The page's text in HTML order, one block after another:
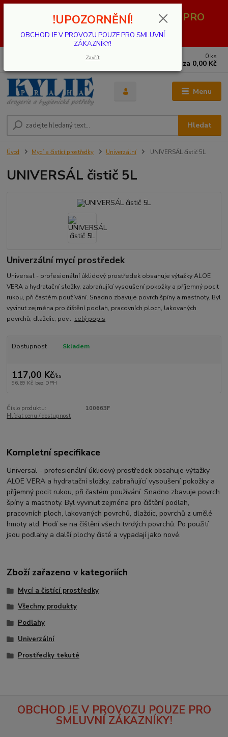
OBCHOD JE V PROVOZU POUZE PRO
SMLUVNÍ ZÁKAZNÍKY!
Menu
Hledat
0 ks
za 0,00 Kč
Úvod Mycí a čistící prostředky Univerzální UNIVERSÁL čistič 5L
UNIVERSÁL čistič 5L
Univerzální mycí prostředek
Universal - profesionální úklidový prostředek obsahuje výtažky ALOE
VERA a hydratační složky, zabraňující vysoušení pokožky a příjemný pocit
rukou, při častém používání. Snadno zbavuje povrch špíny a mastnoty. Byl
vyvinut zejména pro čištění podlah, pracovních ploch, lakovaných
povrchů, dlaždic, pov... celý popis
Dostupnost Skladem
117,00 Kč/ks
96,69 Kč bez DPH
Číslo produktu:
100663F
Hlídat cenu / dostupnost
Kompletní specifikace
Universal - profesionální úklidový prostředek obsahuje výtažky
ALOE VERA a hydratační složky, zabraňující vysoušení pokožky a
příjemný pocit rukou, při častém používání. Snadno zbavuje povrch
špíny a mastnoty. Byl vyvinut zejména pro čištění podlah,
pracovních ploch, lakovaných povrchů, dlaždic, povrchů z umělé
hmoty atd. Hodí se na čištění všech tvrdých povrchů. Po použití
jsou podlahy a další plochy čisté a vypadají jako nové.
Zboží zařazeno v kategoriích
Mycí a čistící prostředky
Všechny produkty
Podlahy
Univerzální
Prostředky tekuté
OBCHOD JE V PROVOZU POUZE PRO
SMLUVNÍ ZÁKAZNÍKY!
!UPOZORNĚNÍ!
OBCHOD JE V PROVOZU POUZE PRO SMLUVNÍ
ZÁKAZNÍKY!
Zavřít